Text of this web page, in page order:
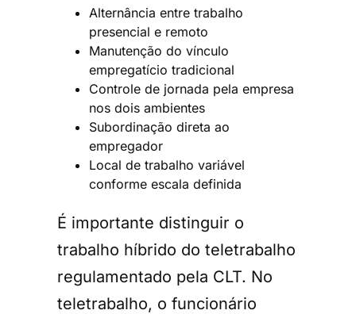
Alternância entre trabalho
presencial e remoto
Manutenção do vínculo
empregatício tradicional
Controle de jornada pela empresa
nos dois ambientes
Subordinação direta ao
empregador
Local de trabalho variável
conforme escala definida
É importante distinguir o
trabalho híbrido do teletrabalho
regulamentado pela CLT. No
teletrabalho, o funcionário